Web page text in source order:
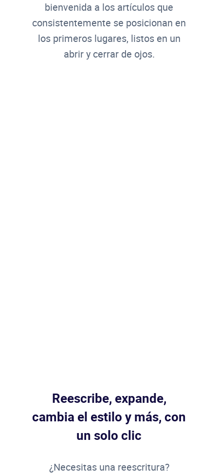
bienvenida a los artículos que
consistentemente se posicionan en
los primeros lugares, listos en un
abrir y cerrar de ojos.
Reescribe, expande,
cambia el estilo y más, con
un solo clic
¿Necesitas una reescritura?